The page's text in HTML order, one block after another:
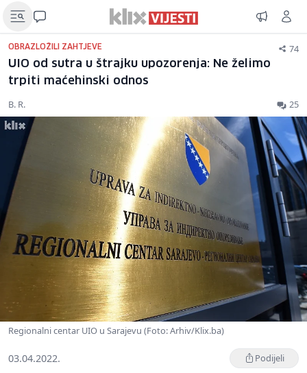
OBRAZLOŽILI ZAHTJEVE 74
UIO od sutra u štrajku upozorenja: Ne želimo
trpiti maćehinski odnos
B. R. 25
Regionalni centar UIO u Sarajevu (Foto: Arhiv/Klix.ba)
03.04.2022. Podijeli